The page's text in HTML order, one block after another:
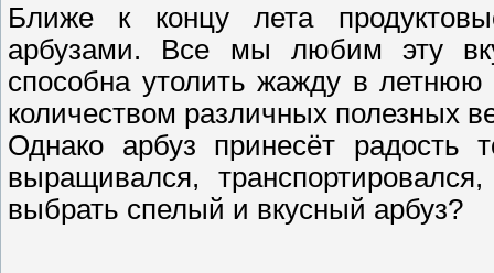
Ближе к концу лета
арбузами. Все мы любим эту
способна утолить жажду в
количеством различных полезных
Однако арбуз принесёт радость
выращивался,
выбрать спелый и вкусный арбуз?